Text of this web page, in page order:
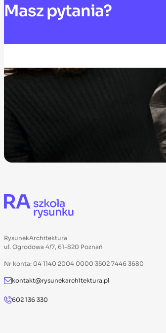
Masz pytania?
RysunekArchitektura
ul. Ogrodowa 4/7, 61-820 Poznań
Nr konta: 04 1140 2004 0000 3502 7446 3680
kontakt@rysunekarchitektura.pl
602 136 330